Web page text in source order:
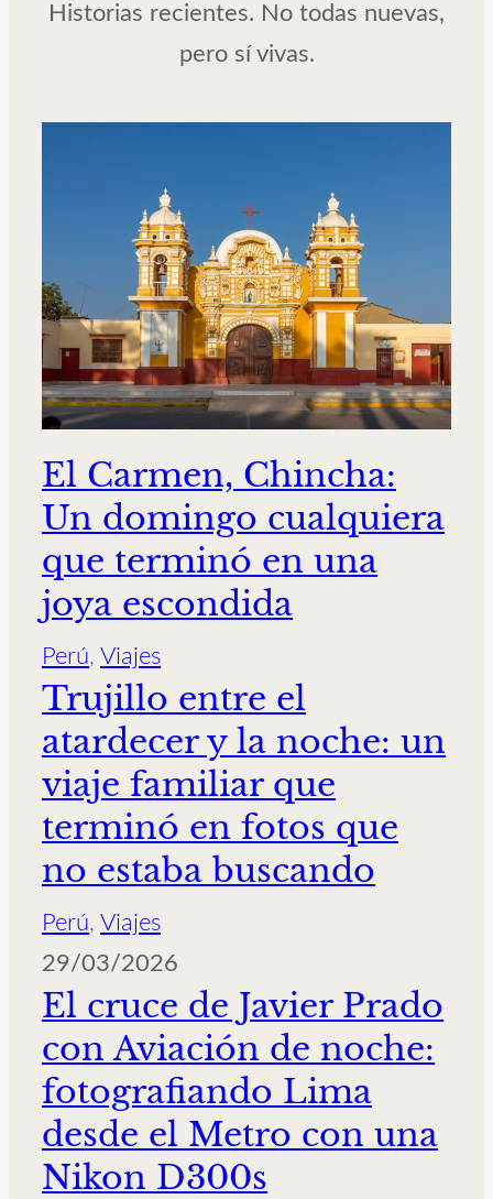
Historias recientes. No todas nuevas,
pero sí vivas.
El Carmen, Chincha:
Un domingo cualquiera
que terminó en una
joya escondida
Perú, Viajes
Trujillo entre el
atardecer y la noche: un
viaje familiar que
terminó en fotos que
no estaba buscando
Perú, Viajes
29/03/2026
El cruce de Javier Prado
con Aviación de noche:
fotografiando Lima
desde el Metro con una
Nikon D300s